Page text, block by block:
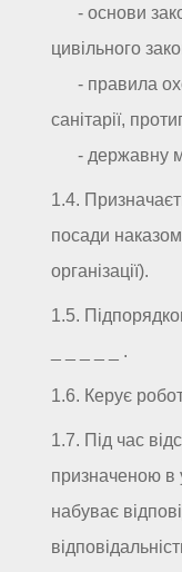
- основи
цивільного
- правила
санітарії,
- державну
1.4.
посади наказом
організації).
1.5.
_ _ _ _ _ .
1.6. Керує
1.7. Під час
призначеною в
набуває